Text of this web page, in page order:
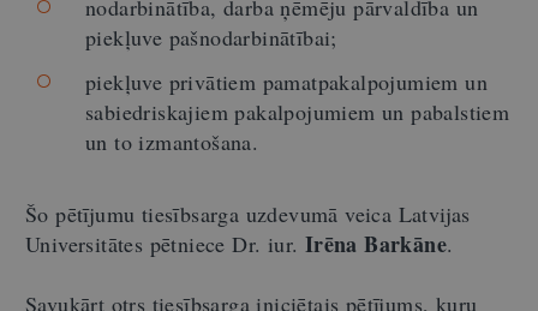
nodarbinātība, darba ņēmēju pārvaldība un
piekļuve pašnodarbinātībai;
piekļuve privātiem pamatpakalpojumiem un
sabiedriskajiem pakalpojumiem un pabalstiem
un to izmantošana.
Šo pētījumu tiesībsarga uzdevumā veica Latvijas
Universitātes pētniece Dr. iur. Irēna Barkāne.
Savukārt otrs tiesībsarga iniciētais pētījums, kuru